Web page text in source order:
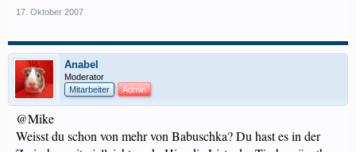
17. Oktober 2007
Anabel
Moderator
Mitarbeiter
Admin
@Mike
Weisst du schon von mehr von Babuschka? Du hast es in der